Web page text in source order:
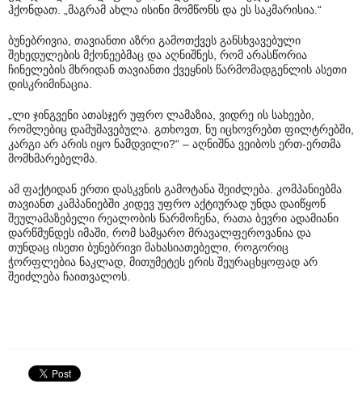
ჰქონდათ. „მაგრამ ახლა ისინი მომწონს და ეს საკმარისია.“
ბუნებრივია, თავიანთი აზრი გამოთქვეს განსხვავებული
შეხედულების მქონეებმაც და აღნიშნეს, რომ არასწორია
ჩინელების მხრიდან თავიანთი ქვეყნის წარმომადგენლის ასეთი
დისკრიმინაცია.
„ლი ჯინგვენი ათასჯერ უფრო ლამაზია, ვიდრე ის სახეები,
რომლებიც დამუშავებულა. გთხოვთ, ნუ იცხოვრებთ ფილტრებში,
კარგი არ არის იყო ნამდვილი?“ – აღნიშნა ვეიბოს ერთ-ერთმა
მომხმარებელმა.
ამ ფაქტიდან ერთი დასკვნის გამოტანა შეიძლება. კომპანიებმა
თავიანთ კამპანიებში კიდევ უფრო აქტიურად უნდა დაიწყონ
შეულამაზებელი რეალობის წარმოჩენა, რათა ბევრი ადამიანი
დარწმუნდეს იმაში, რომ სამყარო მრავალფეროვანია და
თუნდაც ისეთი ბუნებრივი მახასიათებელი, როგორიც
ჭორფლებია ნაკლად, მითუმეტეს ერის შეურაცხყოფად არ
შეიძლება ჩაითვალოს.